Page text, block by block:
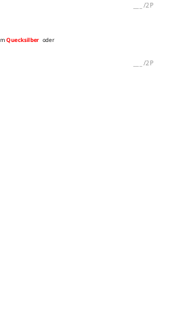
/2P
Quecksilberoder
/2P